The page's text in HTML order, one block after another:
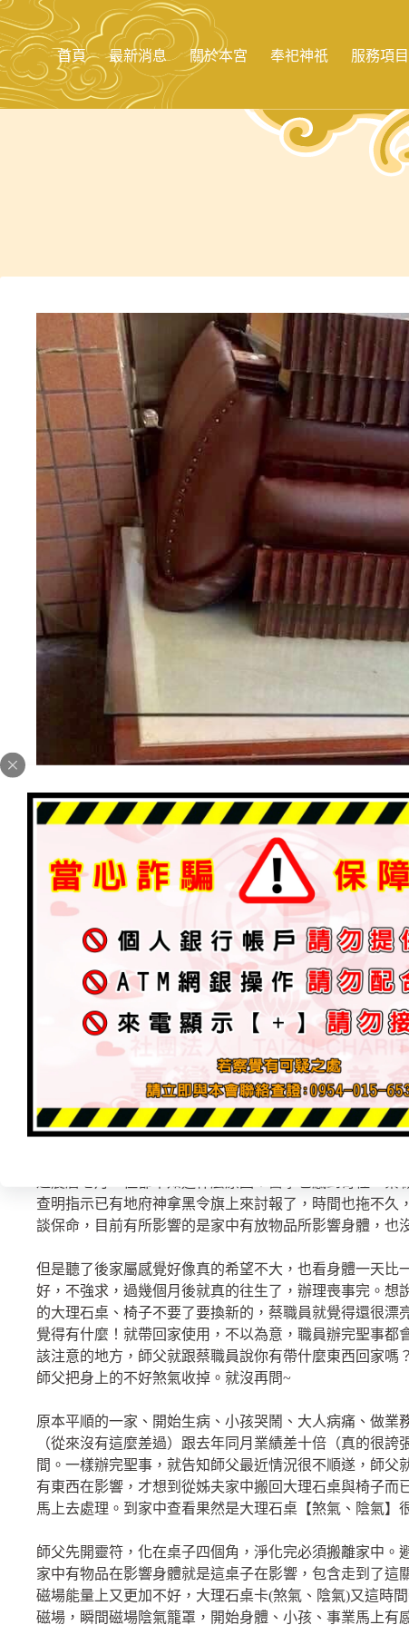
跳
至
主
要
內
首頁 最新消息 關於本宮 奉祀神祇 服務項目
石桌卡陰氣
請示現場處理篇 2022 年 3 月 18 日
加入為 Google 偏好來源
蔡職員親友-姊夫才四十多歲，因身體因素不舒服(醫院檢
有去別間請示神明，神明指示農曆七月要去住廟裡才能
過農曆七月。但都不知道什麼原因！醫學也感到奇怪。
查明指示已有地府神拿黑令旗上來討報了，時間也拖不久
談保命，目前有所影響的是家中有放物品所影響身體，也
但是聽了後家屬感覺好像真的希望不大，也看身體一天比
好，不強求，過幾個月後就真的往生了，辦理喪事完。想
的大理石桌、椅子不要了要換新的，蔡職員就覺得還很漂
覺得有什麼！就帶回家使用，不以為意，職員辦完聖事都
該注意的地方，師父就跟蔡職員說你有帶什麼東西回家嗎
師父把身上的不好煞氣收掉。就沒再問~
原本平順的一家、開始生病、小孩哭鬧、大人病痛、做業
（從來沒有這麼差過）跟去年同月業績差十倍（真的很
間。一樣辦完聖事，就告知師父最近情況很不順遂，師父
有東西在影響，才想到從姊夫家中搬回大理石桌與椅子而
馬上去處理。到家中查看果然是大理石桌【煞氣、陰氣】
師父先開靈符，化在桌子四個角，淨化完必須搬離家中。
家中有物品在影響身體就是這桌子在影響，包含走到了這
磁場能量上又更加不好，大理石桌卡(煞氣、陰氣)又這時
磁場，瞬間磁場陰氣籠罩，開始身體、小孩、事業馬上有